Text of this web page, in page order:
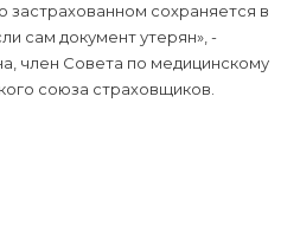
застрахованном сохраняется в
сам документ утерян», -
член Совета по медицинскому
союза страховщиков.